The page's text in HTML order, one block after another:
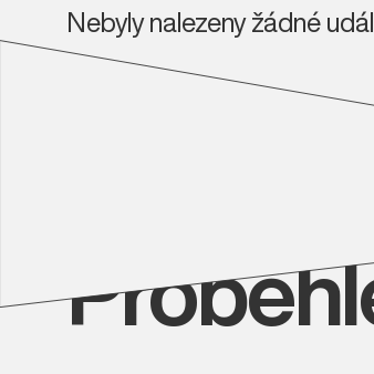
Nebyly nalezeny žádné